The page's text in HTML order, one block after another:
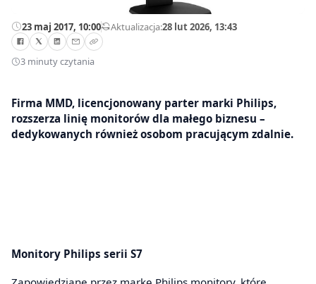
23 maj 2017, 10:00—Aktualizacja:28 lut 2026, 13:43
3 minuty czytania
Firma MMD, licencjonowany parter marki Philips,
rozszerza linię monitorów dla małego biznesu –
dedykowanych również osobom pracującym zdalnie.
Monitory Philips serii S7